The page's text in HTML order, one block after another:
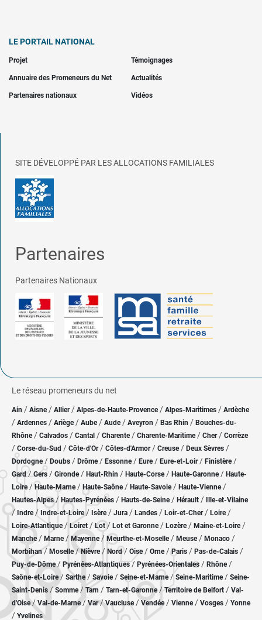
LE PORTAIL NATIONAL
Projet Témoignages
Annuaire des Promeneurs du Net Actualités
Partenaires nationaux Vidéos
SITE DÉVELOPPÉ PAR LES ALLOCATIONS FAMILIALES
Partenaires
Partenaires Nationaux
Le réseau promeneurs du net
Ain / Aisne/ Allier/ Alpes-de-Haute-Provence / Alpes-Maritimes / Ardèche
/ Ardennes / Ariège/ Aube/ Aude / Aveyron / Bas Rhin / Bouches-du-
Rhône/ Calvados / Cantal / Charente / Charente-Maritime/ Cher / Corrèze
/ Corse-du-Sud / Côte-d'Or / Côtes-d'Armor/ Creuse/ Deux Sèvres /
Dordogne/ Doubs / Drôme/ Essonne / Eure/ Eure-et-Loir / Finistère/
Gard/Gers / Gironde/ Haut-Rhin / Haute-Corse/ Haute-Garonne/ Haute-
Loire/Haute-Marne/ Haute-Saône/ Haute-Savoie/ Haute-Vienne/
Hautes-Alpes/ Hautes-Pyrénées / Hauts-de-Seine/ Hérault / Ille-et-Vilaine
/ Indre/ Indre-et-Loire/ Isère/ Jura / Landes / Loir-et-Cher/ Loire/
Loire-Atlantique/ Loiret / Lot/ Lot et Garonne/ Lozère / Maine-et-Loire/
Manche/ Marne/ Mayenne/ Meurthe-et-Moselle/ Meuse/ Monaco /
Morbihan/ Moselle/ Nièvre / Nord/ Oise / Orne/Paris / Pas-de-Calais /
Puy-de-Dôme/ Pyrénées-Atlantiques / Pyrénées-Orientales / Rhône/
Saône-et-Loire/ Sarthe/ Savoie/ Seine-et-Marne/ Seine-Maritime/ Seine-
Saint-Denis /Somme/ Tarn / Tarn-et-Garonne/Territoire de Belfort / Val-
d'Oise/ Val-de-Marne/Var/Vaucluse/ Vendée/ Vienne/ Vosges / Yonne
/ Yvelines